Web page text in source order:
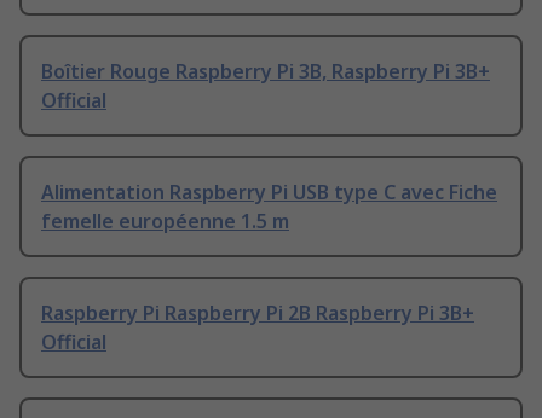
Boîtier Rouge Raspberry Pi 3B, Raspberry Pi 3B+
Official
Alimentation Raspberry Pi USB type C avec Fiche
femelle européenne 1.5 m
Raspberry Pi Raspberry Pi 2B Raspberry Pi 3B+
Official